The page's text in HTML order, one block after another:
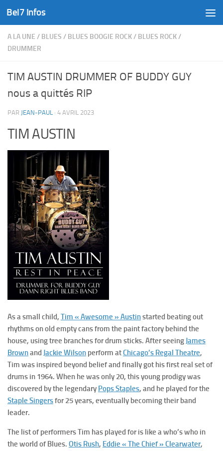
Skip to content
Bel7 Infos
A LA UNE / BLUES / BLUES BOOGIE ROCK/ BLUES ROCK/
DRUMMER
TIM AUSTIN DRUMMER OF BUDDY GUY
nous a quittés RIP
PAR JEAN-PAUL · 4 AVRIL 2023
TIM AUSTIN
As a small child, Tim « Awesome » Austinstarted beating out
rhythms on old empty cans from the paint factory behind the
house, using tree branches for drum sticks. After seeing James
Brownand Jackie Wilson perform atChicago’s Regal Theatre,
Tim was inspired beyond belief and finally got his first real set of
drums in 1964. When he was only 20, this young prodigy was
discovered by the legendary Pops Staples, and he played for the
Staple Singersfor 25 years, eventually becoming their band
leader.
The list of performers Tim has played for is like a who’s who in
the world of Blues. Otis Rush, Eddie « The Chief » Clearwater,